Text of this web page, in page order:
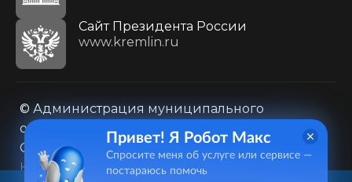
Cайт Президента России
www.kremlin.ru
© Администрация муниципального
образования городского округа «Город
Саратов»
Контакты
Карта сайта
Привет! Я Робот Макс
Спросите меня об услуге или сервисе —
постараюсь помочь